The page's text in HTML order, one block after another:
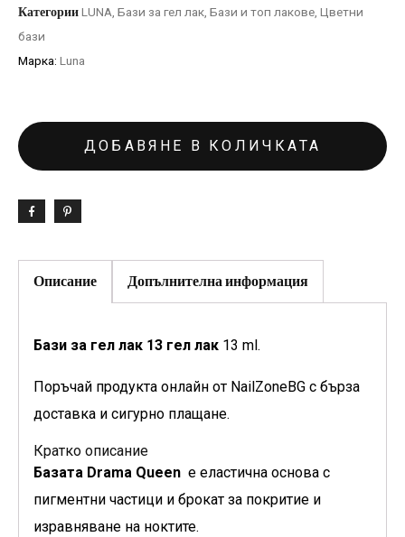
КатегорииLUNA, Бази за гел лак, Бази и топ лакове, Цветни
бази
Марка: Luna
ДОБАВЯНЕ В КОЛИЧКАТА
Описание Допълнителна информация
Бази за гел лак 13 гел лак 13 ml.
Поръчай продукта онлайн от NailZoneBG с бърза
доставка и сигурно плащане.
Кратко описание
Базата Drama Queen е еластична основа с
пигментни частици и брокат за покритие и
изравняване на ноктите.